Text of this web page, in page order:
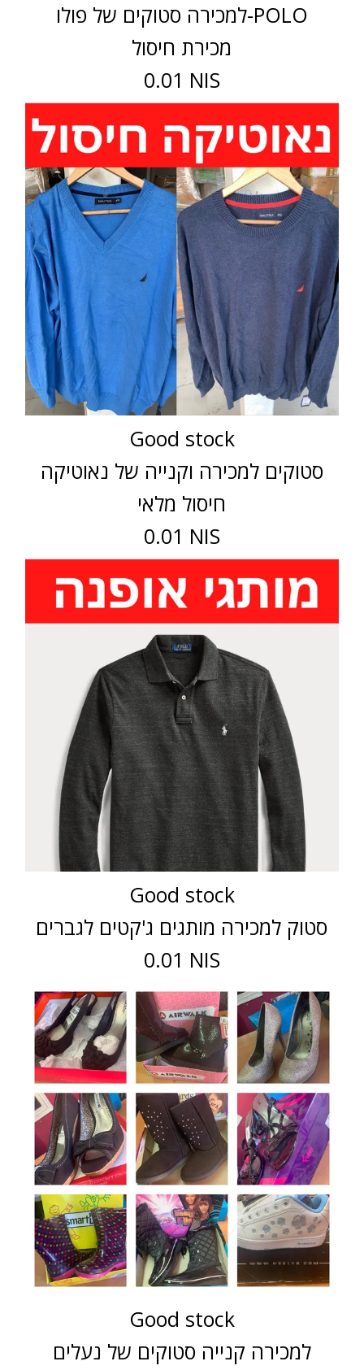
למכירה סטוקים של פולו-POLO
מכירת חיסול
0.01 NIS
Good stock
סטוקים למכירה וקנייה של נאוטיקה
חיסול מלאי
0.01 NIS
Good stock
סטוק למכירה מותגים ג'קטים לגברים
0.01 NIS
Good stock
למכירה קנייה סטוקים של נעלים